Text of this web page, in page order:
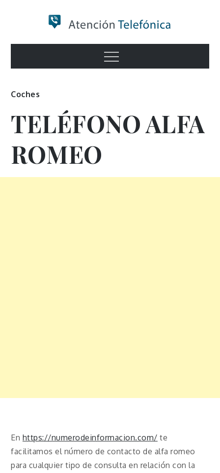
Numero de
Información
Menu
Coches
TELÉFONO ALFA
ROMEO
En https://numerodeinformacion.com/ te
facilitamos el número de contacto de alfa romeo
para cualquier tipo de consulta en relación con la